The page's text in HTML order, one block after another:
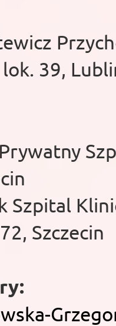
39,
Prywatny
Szpital
Szczecin